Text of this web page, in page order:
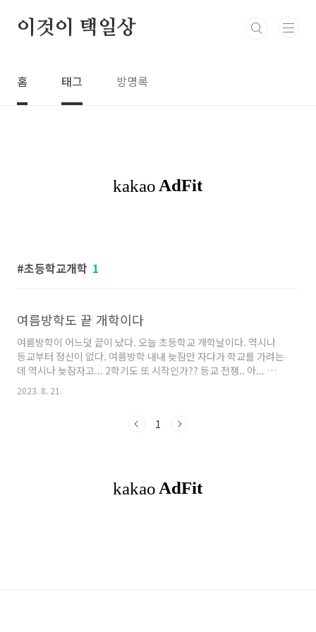
이것이 택일상
홈 태그 방명록
초등학교개학 1
여름방학도 끝 개학이다
여름방학이 어느덧 끝이 났다. 오늘 초등학교 개학날이다. 역시나
등교부터 정신이 없다. 여름방학 내내 늦잠만 자다가 학교를 가려는
데 역시나 늦잠자고... 2학기도 또 시작인가?? 등교 전쟁.. 아... 깨우
기 너무 힘들어.. 일찍 좀 잘 수 없겠니?? 일찍 자고 일찍 일어나자!
제발~~~~~~~~~~~
2023. 8. 21.
1